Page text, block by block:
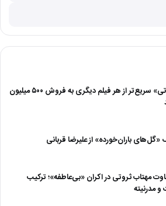
«مرد عنکبوتی» سریع‌تر از هر فیلم دیگری به فروش ۵۰۰ میلیون
«گل‌های باران‌خورده» از علیرضا قربانی
مهتاب ثروتی در اکران «بی‌عاطفه»؛ ترکیب
مدرنیته